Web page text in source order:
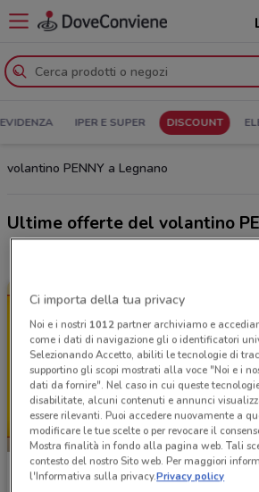
IPER E SUPER DISCOUNT
volantino PENNY a Legnano
Ultime offerte del volantino
NUOVO
PENNY
Ci importa della tua privacy
Noi e i nostri 1012partner archiviamo e
come i dati di navigazione gli o identificatori
Selezionando Accetto, abiliti le tecnologie di
supportino gli scopi mostrati alla voce "Noi e i
dati da fornire". Nel caso in cui queste
disabilitate, alcuni contenuti e annunci
essere rilevanti. Puoi accedere nuovamente a
modificare le tue scelte o per revocare il
Mostra finalità in fondo alla pagina web. Tali
contesto del nostro Sito web. Per maggiori
l'Informativa sulla privacy.Privacy policy